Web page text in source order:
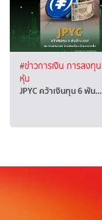
#ข่าวการเงิน การลงทุน
หุ้น
JPYC คว้าเงินทุน 6 พัน…